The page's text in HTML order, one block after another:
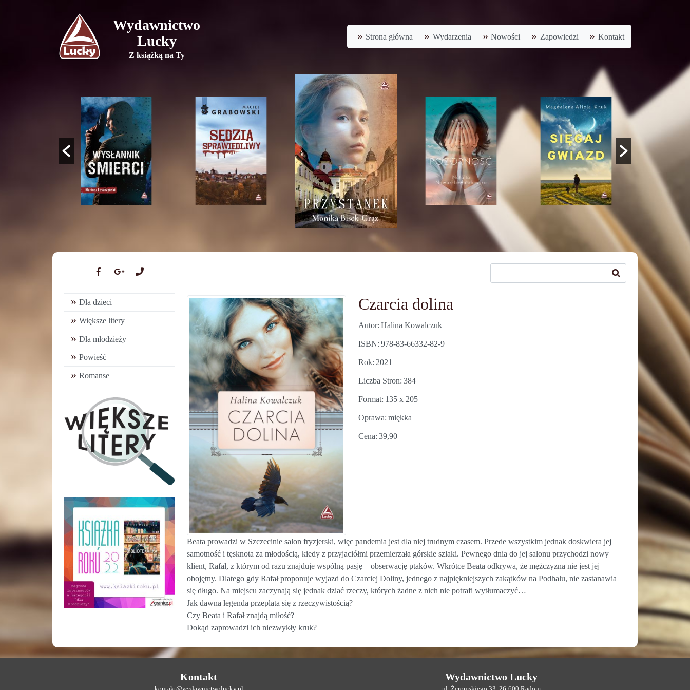
Wydawnictwo
Lucky
Z książką na Ty
Strona główna Wydarzenia Nowości Zapowiedzi Kontakt
Dla dzieci
Większe litery
Dla młodzieży
Powieść
Romanse
Czarcia dolina
Autor Halina Kowalczuk
ISBN 978-83-66332-82-9
Rok 2021
Liczba Stron 384
Format 135 x 205
Oprawa miękka
Cena 39,90
Beata prowadzi w Szczecinie salon fryzjerski, więc pandemia jest dla niej trudnym czasem. Przede wszystkim jednak doskwiera jej
samotność i tęsknota za młodością, kiedy z przyjaciółmi przemierzała górskie szlaki. Pewnego dnia do jej salonu przychodzi nowy
klient, Rafał, z którym od razu znajduje wspólną pasję – obserwację ptaków. Wkrótce Beata odkrywa, że mężczyzna nie jest jej
obojętny. Dlatego gdy Rafał proponuje wyjazd do Czarciej Doliny, jednego z najpiękniejszych zakątków na Podhalu, nie zastanawia
się długo. Na miejscu zaczynają się jednak dziać rzeczy, których żadne z nich nie potrafi wytłumaczyć…
Jak dawna legenda przeplata się z rzeczywistością?
Czy Beata i Rafał znajdą miłość?
Dokąd zaprowadzi ich niezwykły kruk?
Kontakt Wydawnictwo Lucky